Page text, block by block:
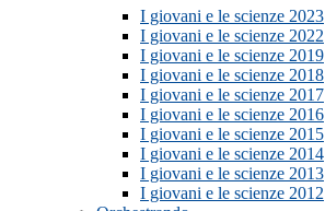
I giovani e le scienze 2023
I giovani e le scienze 2022
I giovani e le scienze 2019
I giovani e le scienze 2018
I giovani e le scienze 2017
I giovani e le scienze 2016
I giovani e le scienze 2015
I giovani e le scienze 2014
I giovani e le scienze 2013
I giovani e le scienze 2012